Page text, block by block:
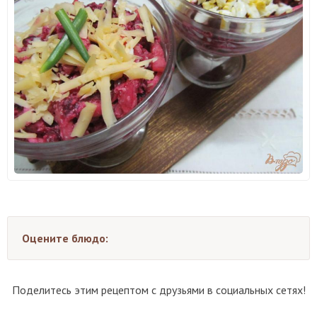
Оцените блюдо:
Поделитесь этим рецептом с друзьями в социальных сетях!